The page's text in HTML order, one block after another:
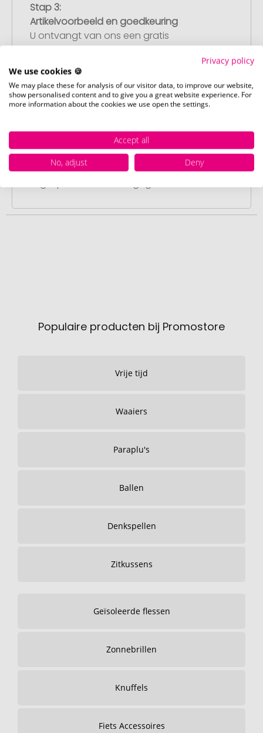
Stap 3:
Artikelvoorbeeld en goedkeuring
U ontvangt van ons een gratis
drukvoorbeeld met uw ontwerp. Zodra u
dit heeft goedgekeurd, starten wij direct
met de productie.
Punctuele en snelle levering
Na uw goedkeuring van het
drukvoorbeeld leveren wij op de
Populaire producten bij Promostore
Vrije tijd
Waaiers
Paraplu's
Ballen
Denkspellen
Zitkussens
Geïsoleerde flessen
Zonnebrillen
Knuffels
Fiets Accessoires
Privacy policy
We use cookies 🍪
We may place these for analysis of our visitor data, to improve our website,
show personalised content and to give you a great website experience. For
more information about the cookies we use open the settings.
Accept all
No, adjust
Deny